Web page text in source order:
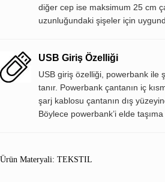
diğer cep ise maksimum 25 cm
uzunluğundaki şişeler için
USB Giriş Özelliği
USB giriş özelliği, powerbank ile
tanır. Powerbank çantanın iç
şarj kablosu çantanın dış
Böylece powerbank’i elde
Ürün Materyali: TEKSTIL